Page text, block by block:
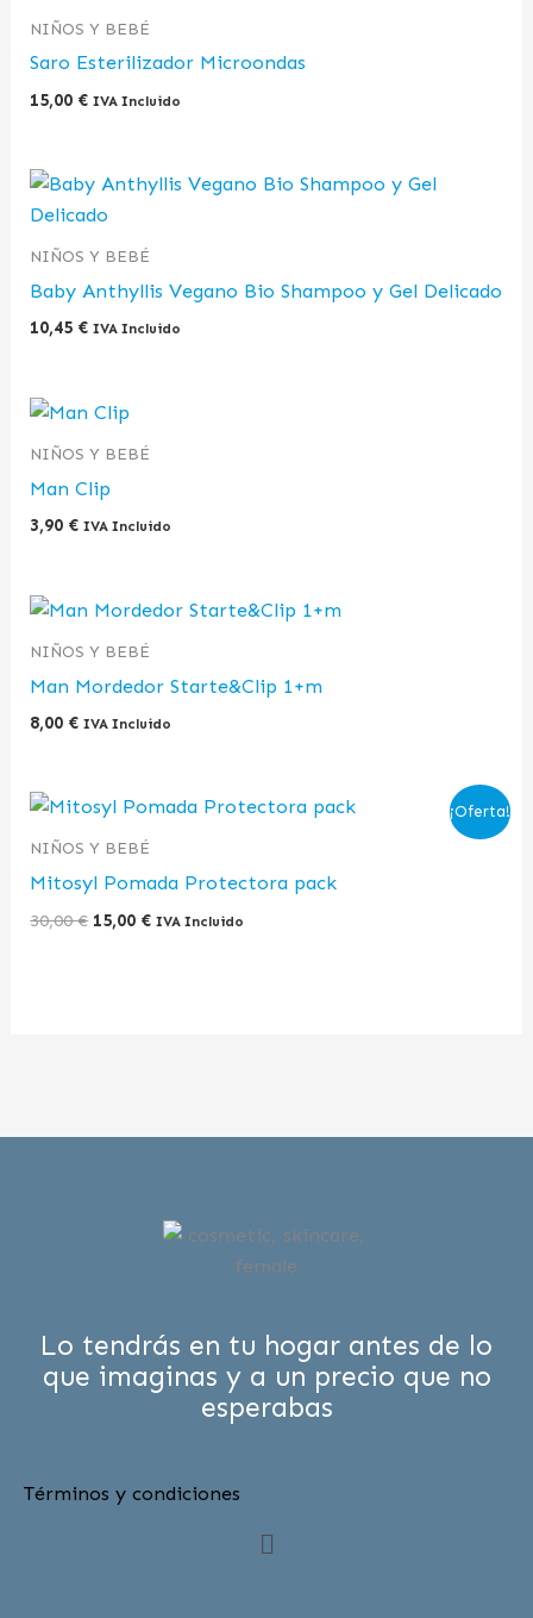
NIÑOS Y BEBÉ
Saro Esterilizador Microondas
15,00 € IVA Incluido
NIÑOS Y BEBÉ
Baby Anthyllis Vegano Bio Shampoo y Gel Delicado
10,45 € IVA Incluido
NIÑOS Y BEBÉ
Man Clip
3,90 € IVA Incluido
NIÑOS Y BEBÉ
Man Mordedor Starte&Clip 1+m
8,00 € IVA Incluido
¡Oferta!
NIÑOS Y BEBÉ
Mitosyl Pomada Protectora pack
30,00€
El
precio
original
30,00 €.
15,00 €
El
15,00 €.
IVA Incluido
Lo tendrás en tu hogar antes de lo
que imaginas y a un precio que no
esperabas
Términos y condiciones
Menú